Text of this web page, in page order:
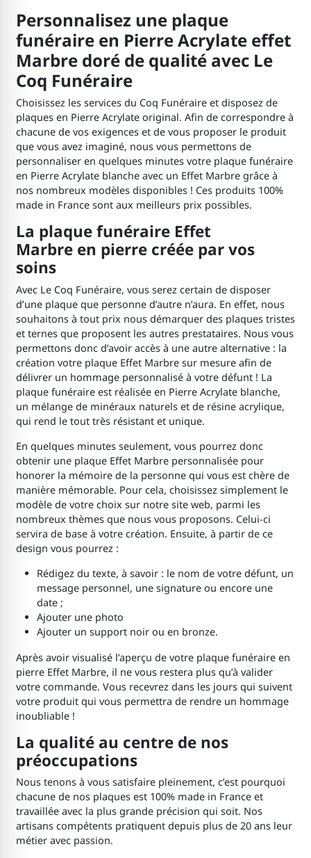
Personnalisez une plaque
funéraire en Pierre Acrylate effet
Marbre doré de qualité avec Le
Coq Funéraire
Choisissez les services du Coq Funéraire et disposez de
plaques en Pierre Acrylate original. Afin de correspondre à
chacune de vos exigences et de vous proposer le produit
que vous avez imaginé, nous vous permettons de
personnaliser en quelques minutes votre plaque funéraire
en Pierre Acrylate blanche avec un Effet Marbre grâce à
nos nombreux modèles disponibles ! Ces produits 100%
made in France sont aux meilleurs prix possibles.
La plaque funéraire Effet
Marbre en pierre créée par vos
soins
Avec Le Coq Funéraire, vous serez certain de disposer
d’une plaque que personne d’autre n’aura. En effet, nous
souhaitons à tout prix nous démarquer des plaques tristes
et ternes que proposent les autres prestataires. Nous vous
permettons donc d’avoir accès à une autre alternative : la
création votre plaque Effet Marbre sur mesure afin de
délivrer un hommage personnalisé à votre défunt ! La
plaque funéraire est réalisée en Pierre Acrylate blanche,
un mélange de minéraux naturels et de résine acrylique,
qui rend le tout très résistant et unique.
En quelques minutes seulement, vous pourrez donc
obtenir une plaque Effet Marbre personnalisée pour
honorer la mémoire de la personne qui vous est chère de
manière mémorable. Pour cela, choisissez simplement le
modèle de votre choix sur notre site web, parmi les
nombreux thèmes que nous vous proposons. Celui-ci
servira de base à votre création. Ensuite, à partir de ce
design vous pourrez :
Rédigez du texte, à savoir : le nom de votre défunt, un
message personnel, une signature ou encore une
date ;
Ajouter une photo
Ajouter un support noir ou en bronze.
Après avoir visualisé l’aperçu de votre plaque funéraire en
pierre Effet Marbre, il ne vous restera plus qu’à valider
votre commande. Vous recevrez dans les jours qui suivent
votre produit qui vous permettra de rendre un hommage
inoubliable !
La qualité au centre de nos
préoccupations
Nous tenons à vous satisfaire pleinement, c’est pourquoi
chacune de nos plaques est 100% made in France et
travaillée avec la plus grande précision qui soit. Nos
artisans compétents pratiquent depuis plus de 20 ans leur
métier avec passion.